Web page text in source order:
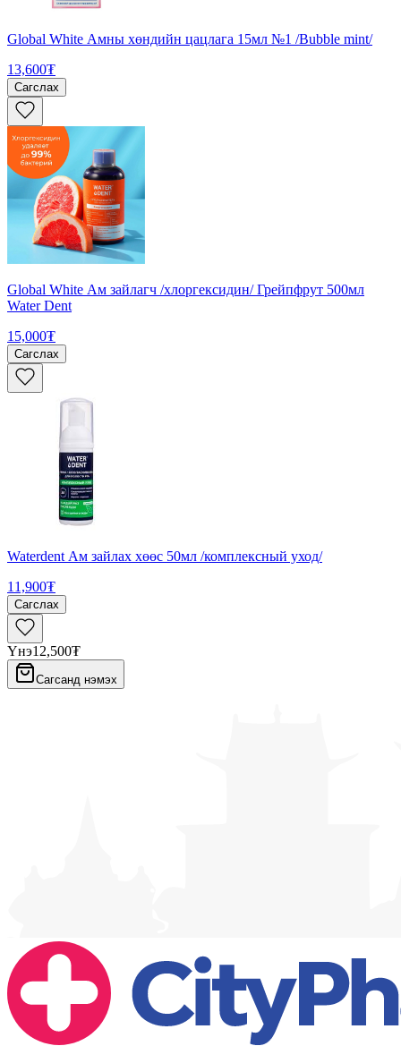
Global White Амны хөндийн цацлага 15мл №1 /Bubble mint/
13,600₮
Сагслах
Global White Ам зайлагч /хлоргексидин/ Грейпфрут 500мл
Water Dent
15,000₮
Сагслах
Waterdent Ам зайлах хөөс 50мл /комплексный уход/
11,900₮
Сагслах
Үнэ12,500₮
Сагсанд нэмэх